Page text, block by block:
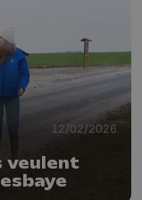
12/02/2026
veulent